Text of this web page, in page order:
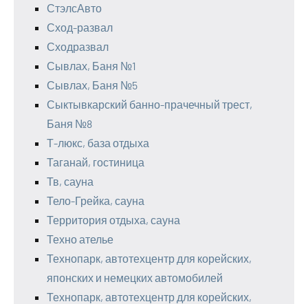
СтэлсАвто
Сход-развал
Сходразвал
Сывлах, Баня №1
Сывлах, Баня №5
Сыктывкарский банно-прачечный трест,
Баня №8
Т-люкс, база отдыха
Таганай, гостиница
Тв, сауна
Тело-Грейка, сауна
Территория отдыха, сауна
Техно ателье
Технопарк, автотехцентр для корейских,
японских и немецких автомобилей
Технопарк, автотехцентр для корейских,